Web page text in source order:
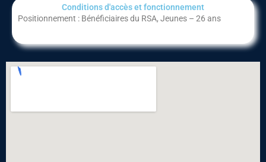
Conditions d'accès et fonctionnement​
Positionnement : Bénéficiaires du RSA, Jeunes – 26 ans